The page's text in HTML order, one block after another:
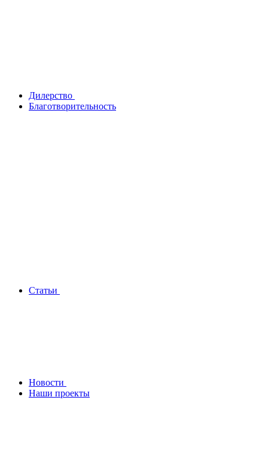
Дилерство
Благотворительность
Статьи
Новости
Наши проекты